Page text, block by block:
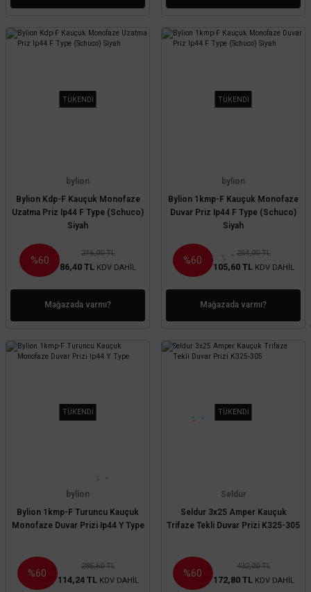
TÜKENDİ
bylion
Bylion Kdp-F Kauçuk Monofaze
Uzatma Priz Ip44 F Type (Schuco)
Siyah
%60
216,00 TL
86,40 TL KDV DAHİL
Mağazada varmı?
TÜKENDİ
bylion
Bylion 1kmp-F Kauçuk Monofaze
Duvar Priz Ip44 F Type (Schuco)
Siyah
%60
264,00 TL
105,60 TL KDV DAHİL
Mağazada varmı?
TÜKENDİ
bylion
Bylion 1kmp-F Turuncu Kauçuk
Monofaze Duvar Prizi Ip44 Y Type
%60
285,60 TL
114,24 TL KDV DAHİL
TÜKENDİ
Seldur
Seldur 3x25 Amper Kauçuk
Trifaze Tekli Duvar Prizi K325-305
%60
432,00 TL
172,80 TL KDV DAHİL